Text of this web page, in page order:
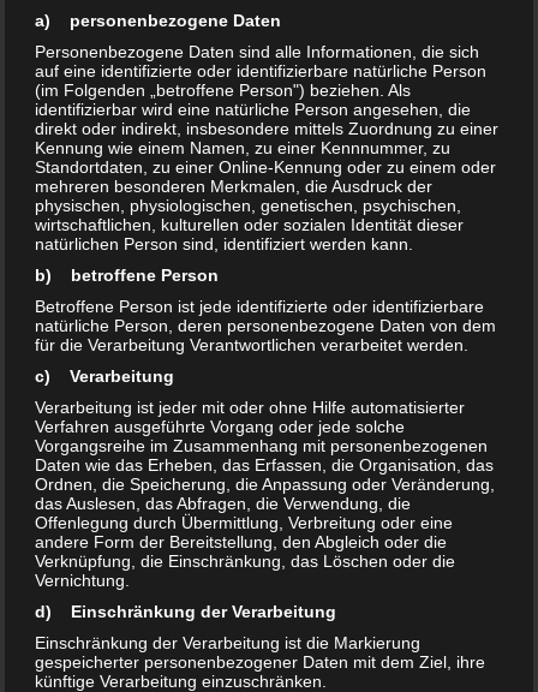
Neu Olvenstedt etabliert. Etwa 15 000 Besucher würden pro Jahr
Angebote wie Kindertheater, Ballett- und Tanzgruppen,
Kreativwerkstatt und Computerkabinett nutzen. Diese Angebote
seien laut Antrag unverzichtbar. Deshalb setze man sich ein,
dass die Angebote „auch bei einem möglichen Trägerwechsel in
der bisherigen Form erhalten werden. Des Weiteren soll die
bewährte Zusammenarbeit mit Gruppen und Vereinen, die
derzeit Räume der Kümmelsburg nutzen, gewährleistet bleiben“,
so Stadtrat Burkhard Lischka. Wie dies in der Praxis aussehen
soll, beantwortet die Fraktion auch gleich. Demnach muss der
Erhalt der Angebote und räumlichen Nutzung vertraglich
zwischen Brücke und Stadt festgehalten werden. Bei der
nächsten Sitzung des Stadtrates am 16. April soll der Antrag ein
Thema sein.
Am 22. April lädt die Gemeinwesenarbeitsgruppe (GWA) Neu-
Olvenstedt zu einer Zusammenkunft in die Kümmelsburg ein.
Beginn ist um 17 Uhr, so Sprecher Matthias Gehrmann. Mit
Vertretern des Stadtrates soll über die Zukunft des Hauses
diskutiert werden.
Übrigens: Dass Angebote im Kinder- und Jugendbereich bei einer
möglichen Übernahme durch die Brücke wegfallen würden, ist
nicht ganz richtig. Der Verein betreibt im Stadtteilzentrum am
Bruno-Taut-Ring mit dem „Klub im Keller“ einen Jugendclub.
Bewährte Angebote der Kümmelsburg sollen bei einem Umzug
a) personenbezogene Daten
Personenbezogene Daten sind alle Informationen, die sich
auf eine identifizierte oder identifizierbare natürliche Person
(im Folgenden „betroffene Person") beziehen. Als
identifizierbar wird eine natürliche Person angesehen, die
direkt oder indirekt, insbesondere mittels Zuordnung zu einer
Kennung wie einem Namen, zu einer Kennnummer, zu
Standortdaten, zu einer Online-Kennung oder zu einem oder
mehreren besonderen Merkmalen, die Ausdruck der
physischen, physiologischen, genetischen, psychischen,
wirtschaftlichen, kulturellen oder sozialen Identität dieser
natürlichen Person sind, identifiziert werden kann.
b) betroffene Person
Betroffene Person ist jede identifizierte oder identifizierbare
natürliche Person, deren personenbezogene Daten von dem
für die Verarbeitung Verantwortlichen verarbeitet werden.
c) Verarbeitung
Verarbeitung ist jeder mit oder ohne Hilfe automatisierter
Verfahren ausgeführte Vorgang oder jede solche
Vorgangsreihe im Zusammenhang mit personenbezogenen
Daten wie das Erheben, das Erfassen, die Organisation, das
Ordnen, die Speicherung, die Anpassung oder Veränderung,
das Auslesen, das Abfragen, die Verwendung, die
Offenlegung durch Übermittlung, Verbreitung oder eine
andere Form der Bereitstellung, den Abgleich oder die
Verknüpfung, die Einschränkung, das Löschen oder die
Vernichtung.
d) Einschränkung der Verarbeitung
Einschränkung der Verarbeitung ist die Markierung
gespeicherter personenbezogener Daten mit dem Ziel, ihre
künftige Verarbeitung einzuschränken.